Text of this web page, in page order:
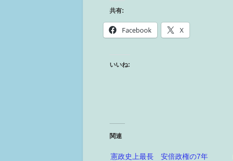
共有:
Facebook X
いいね:
関連
憲政史上最長 安倍政権の7年